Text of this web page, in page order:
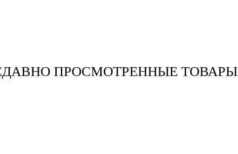
ПРОСМОТРЕННЫЕ ТОВАРЫ